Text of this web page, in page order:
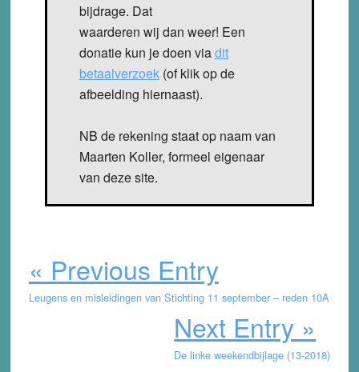
bijdrage. Dat
waarderen wij dan weer! Een
donatie kun je doen viadit
betaalverzoek(of klik op de
afbeelding hiernaast).
NB de rekening staat op naam van
Maarten Koller, formeel eigenaar
van deze site.
« Previous Entry
Leugens en misleidingen van Stichting 11 september – reden 10A
Next Entry »
De linke weekendbijlage (13-2018)